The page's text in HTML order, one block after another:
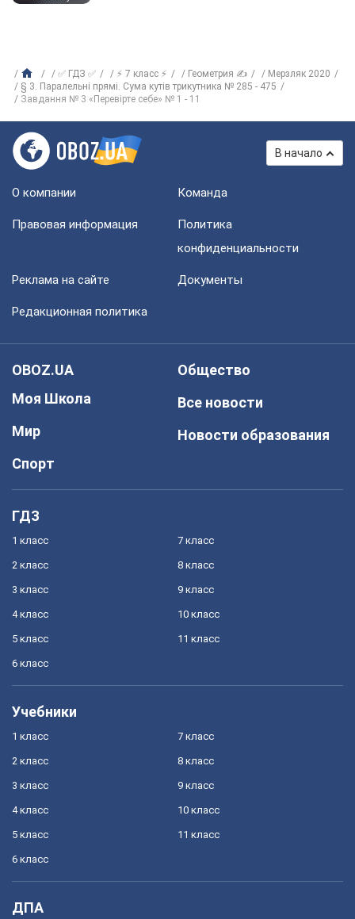
✅ ГДЗ ✅ ⚡ 7 класс ⚡ Геометрия ✍
Мерзляк 2020
§ 3. Паралельні прямі. Сума кутів трикутника № 285 - 475
Завдання № 3 «Перевірте себе» № 1 - 11
В начало
О компании Команда
Правовая информация
Политика
конфиденциальности
Реклама на сайте Документы
Редакционная политика
OBOZ.UA
Моя Школа
Мир
Спорт
Общество
Все новости
Новости образования
ГДЗ
1 класс
2 класс
3 класс
4 класс
5 класс
6 класс
7 класс
8 класс
9 класс
10 класс
11 класс
Учебники
1 класс
2 класс
3 класс
4 класс
5 класс
6 класс
7 класс
8 класс
9 класс
10 класс
11 класс
ДПА